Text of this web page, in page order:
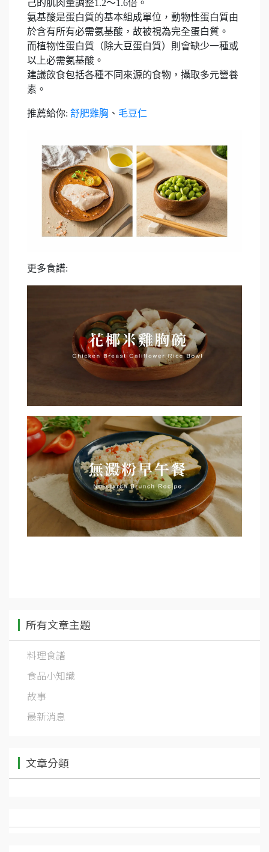
己的肌肉量調整1.2～1.6倍。
氨基酸是蛋白質的基本組成單位，動物性蛋白質由
於含有所有必需氨基酸，故被視為完全蛋白質。
而植物性蛋白質（除大豆蛋白質）則會缺少一種或
以上必需氨基酸。
建議飲食包括各種不同來源的食物，攝取多元營養
素。
推薦給你: 舒肥雞胸 、 毛豆仁
更多食譜:
所有文章主題
料理食譜
食品小知識
故事
最新消息
文章分類